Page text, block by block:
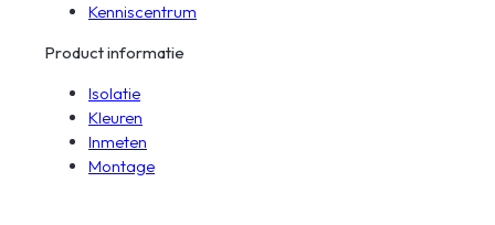
Kenniscentrum
Product informatie
Isolatie
Kleuren
Inmeten
Montage